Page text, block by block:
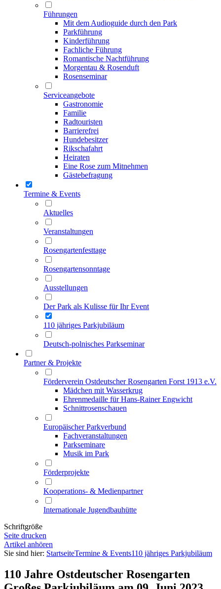
Führungen
Mit dem Audioguide durch den Park
Parkführung
Kinderführung
Fachliche Führung
Romantische Nachtführung
Morgentau & Rosenduft
Rosenseminar
Serviceangebote
Gastronomie
Familie
Radtouristen
Barrierefrei
Hundebesitzer
Rikschafahrt
Heiraten
Eine Rose zum Mitnehmen
Gästebefragung
Termine & Events
Aktuelles
Veranstaltungen
Rosengartenfesttage
Rosengartensonntage
Ausstellungen
Der Park als Kulisse für Ihr Event
110 jähriges Parkjubiläum
Deutsch-polnisches Parkseminar
Partner & Projekte
Förderverein Ostdeutscher Rosengarten Forst 1913 e.V.
Mädchen mit Wasserkrug
Ehrenmedaille für Hans-Rainer Engwicht
Schnittrosenschauen
Europäischer Parkverbund
Fachveranstaltungen
Parkseminare
Musik im Park
Förderprojekte
Kooperations- & Medienpartner
Internationale Jugendbauhütte
Schriftgröße
Seite drucken
Artikel anhören
Sie sind hier: StartseiteTermine & Events110 jähriges Parkjubiläum
110 Jahre Ostdeutscher Rosengarten